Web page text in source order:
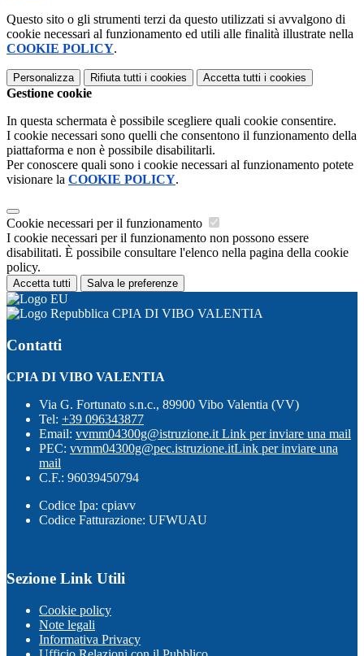
Questo sito o gli strumenti terzi da questo utilizzati si avvalgono di
cookie necessari al funzionamento ed utili alle finalità illustrate nella
COOKIE POLICY.
Personalizza Rifiuta tutti i cookies Accetta tutti i cookies
Gestione cookie
In questa schermata è possibile scegliere quali cookie consentire.
I cookie necessari sono quelli che consentono il funzionamento della
piattaforma e non è possibile disabilitarli.
Per conoscere quali sono i cookie necessari al funzionamento potete
visionare la COOKIE POLICY.
Cookie necessari per il funzionamento
I cookie necessari per il funzionamento non possono essere
disabilitati. È possibile consultare l'elenco nella pagina della cookie
policy.
Accetta tutti Salva le preferenze
CPIA DI VIBO VALENTIA
Contatti
CPIA DI VIBO VALENTIA
Via G. Fortunato s.n.c., 89900 Vibo Valentia (VV)
Tel: +39 096343877
Email: vvmm04300g@istruzione.it Link per inviare una mail
PEC: vvmm04300g@pec.istruzione.itLink per inviare una
mail
C.F.: 96039450794
Codice Ipa: cpiavv
Codice Fatturazione: UFWUAU
Sezione Link Utili
Cookie policy
Note legali
Informativa Privacy